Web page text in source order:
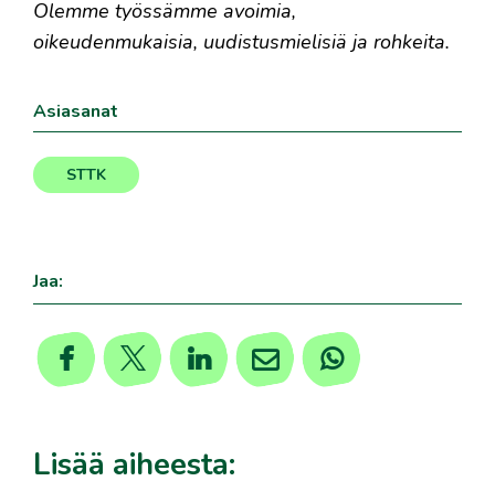
Olemme työssämme avoimia,
oikeudenmukaisia, uudistusmielisiä ja rohkeita.
Asiasanat
STTK
Jaa:
Lisää aiheesta: